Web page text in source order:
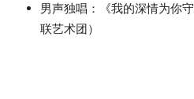
男声独唱：《我的深情为你
联艺术团）